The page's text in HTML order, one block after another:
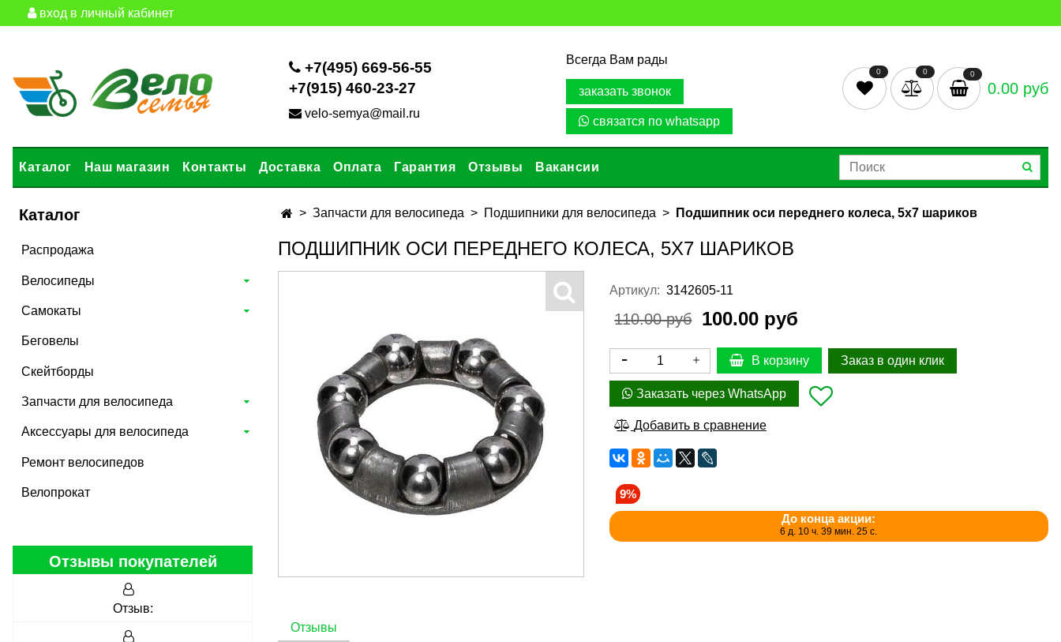
вход в личный кабинет
+7(495) 669-56-55
+7(915) 460-23-27
velo-semya@mail.ru
Всегда Вам рады
заказать звонок
связатся по whatsapp
0 0 0
0.00 руб
Каталог Наш магазин Контакты Доставка Оплата Гарантия Отзывы Вакансии
Каталог
Распродажа
Велосипеды
Самокаты
Беговелы
Скейтборды
Запчасти для велосипеда
Аксессуары для велосипеда
Ремонт велосипедов
Велопрокат
Отзывы покупателей
Отзыв:
Запчасти для велосипеда Подшипники для велосипеда Подшипник оси переднего колеса, 5x7 шариков
ПОДШИПНИК ОСИ ПЕРЕДНЕГО КОЛЕСА, 5X7 ШАРИКОВ
Артикул: 3142605-11
110.00 руб 100.00 руб
В корзину Заказ в один клик
Заказать через WhatsApp
Добавить в сравнение
9%
До конца акции:
6 д. 10 ч. 39 мин. 25 с.
Отзывы